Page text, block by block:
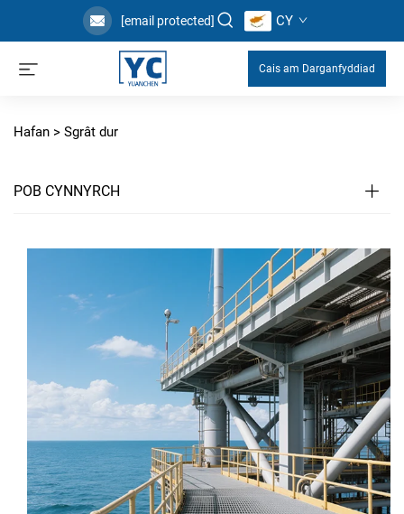
[email protected] CY
Cais am Darganfyddiad
Hafan > Sgrât dur
POB CYNNYRCH